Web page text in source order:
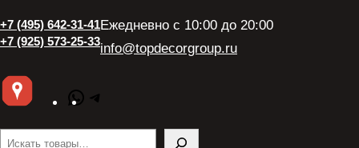
+7 (495) 642-31-41
+7 (925) 573-25-33
Ежедневно с 10:00 до 20:00
info@topdecorgroup.ru
WhatsApp
Поиск